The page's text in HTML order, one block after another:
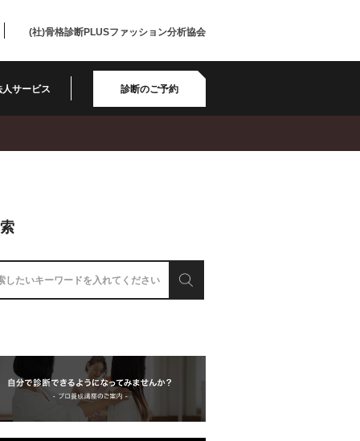
(社)骨格診断PLUSファッション分析協会
サービス 診断のご予約